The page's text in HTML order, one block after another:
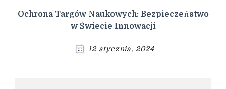
Ochrona Targów Naukowych: Bezpieczeństwo
w Świecie Innowacji
12 stycznia, 2024